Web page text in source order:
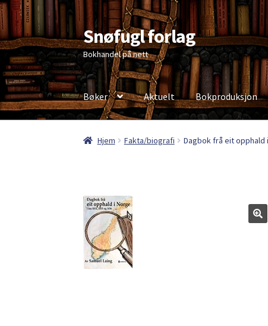
Hopp
til
navigasjon
Hopp
til
innhold
Snøfugl forlag
Bokhandel på nett
Bøker Aktuelt Bokproduksjon
Hjem Aktuelt Antikvariske bøker Handlekurv
Hjem Fakta/biografi Dagbok frå eit opphald